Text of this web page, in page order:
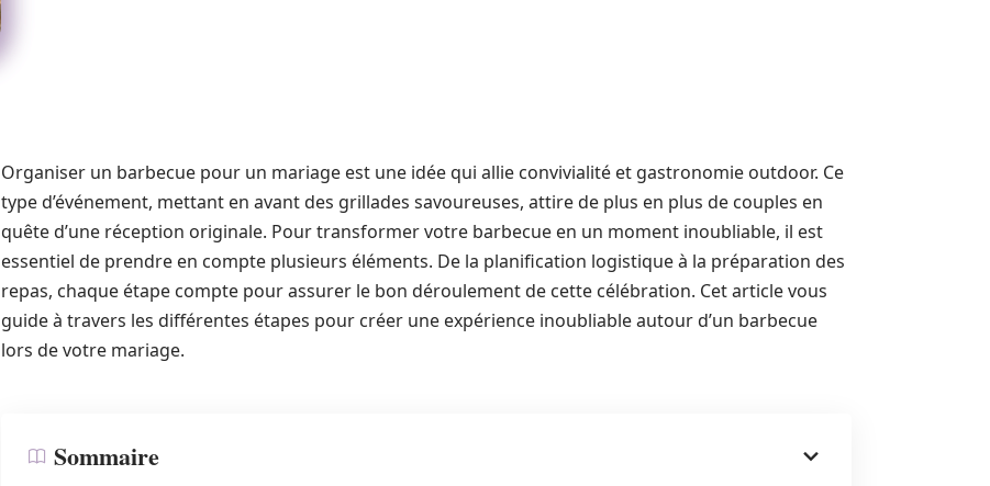
Organiser un barbecue pour un mariage est une idée qui allie convivialité et gastronomie outdoor. Ce
type d’événement, mettant en avant des grillades savoureuses, attire de plus en plus de couples en
quête d’une réception originale. Pour transformer votre barbecue en un moment inoubliable, il est
essentiel de prendre en compte plusieurs éléments. De la planification logistique à la préparation des
repas, chaque étape compte pour assurer le bon déroulement de cette célébration. Cet article vous
guide à travers les différentes étapes pour créer une expérience inoubliable autour d’un barbecue
lors de votre mariage.
Sommaire